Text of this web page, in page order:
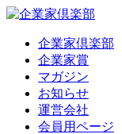
企業家倶楽部
企業家賞
マガジン
お知らせ
運営会社
会員用ページ